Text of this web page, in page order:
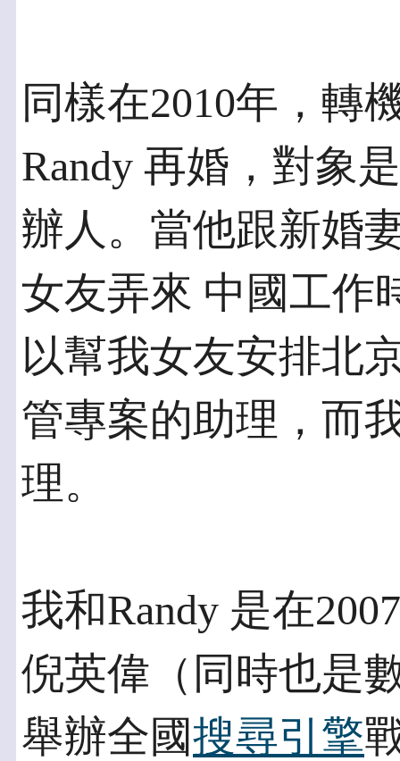
同樣在2010年，轉
Randy 再婚，對象
辦人。當他跟新婚
女友弄來 中國工作
以幫我女友安排北
管專案的助理，而
理。
我和Randy 是在
倪英偉（同時也是
舉辦全國搜尋引擎